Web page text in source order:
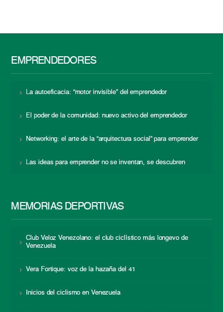
EMPRENDEDORES
La autoeficacia: “motor invisible” del emprendedor
El poder de la comunidad: nuevo activo del emprendedor
Networking: el arte de la “arquitectura social” para emprender
Las ideas para emprender no se inventan, se descubren
MEMORIAS DEPORTIVAS
Club Veloz Venezolano: el club ciclístico más longevo de
Venezuela
Vera Fortique: voz de la hazaña del 41
Inicios del ciclismo en Venezuela